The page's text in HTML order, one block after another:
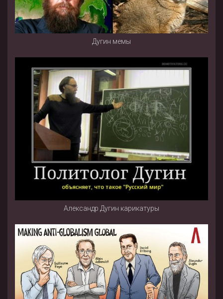
Дугин мемы
Александр Дугин карикатуры